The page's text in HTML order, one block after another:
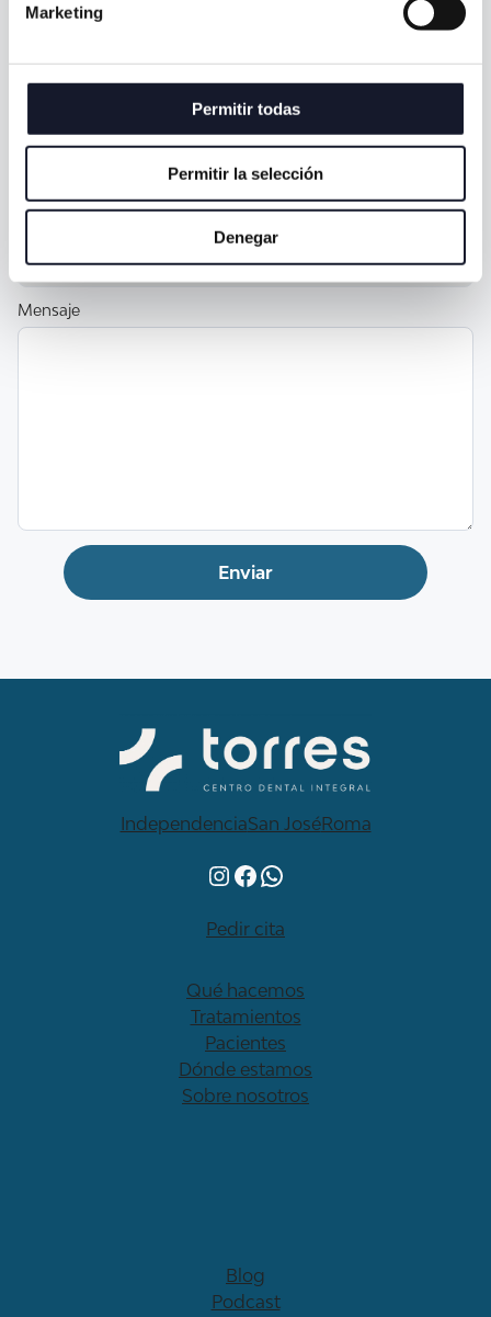
Marketing
Permitir todas
Permitir la selección
Denegar
contacto para confirmar:
Mensaje
IndependenciaSan JoséRoma
Instagram
Facebook
WhatsApp
Pedir cita
Qué hacemos
Tratamientos
Pacientes
Dónde estamos
Sobre nosotros
Blog
Podcast